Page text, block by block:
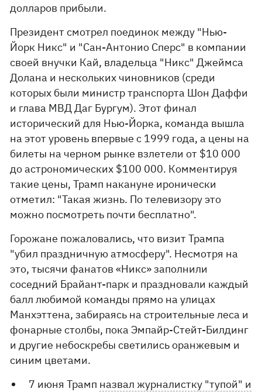
долларов прибыли.
Президент смотрел поединок между "Нью-
Йорк Никс" и "Сан-Антонио Сперс" в компании
своей внучки Кай, владельца "Никс" Джеймса
Долана и нескольких чиновников (среди
которых были министр транспорта Шон Даффи
и глава МВД Даг Бургум). Этот финал
исторический для Нью-Йорка, команда вышла
на этот уровень впервые с 1999 года, а цены на
билеты на черном рынке взлетели от $10 000
до астрономических $100 000. Комментируя
такие цены, Трамп накануне иронически
отметил: "Такая жизнь. По телевизору это
можно посмотреть почти бесплатно".
Горожане пожаловались, что визит Трампа
"убил праздничную атмосферу". Несмотря на
это, тысячи фанатов «Никс» заполнили
соседний Брайант-парк и праздновали каждый
балл любимой команды прямо на улицах
Манхэттена, забираясь на строительные леса и
фонарные столбы, пока Эмпайр-Стейт-Билдинг
и другие небоскребы светились оранжевым и
синим цветами.
7 июня Трамп назвал журналистку "тупой" и